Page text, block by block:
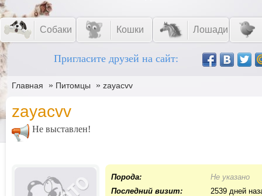
Собаки Кошки Лошади
Пригласите друзей на сайт:
Главная » Питомцы » zayacvv
zayacvv
Не выставлен!
Порода:
Не указано
Последний визит:
2539 дней